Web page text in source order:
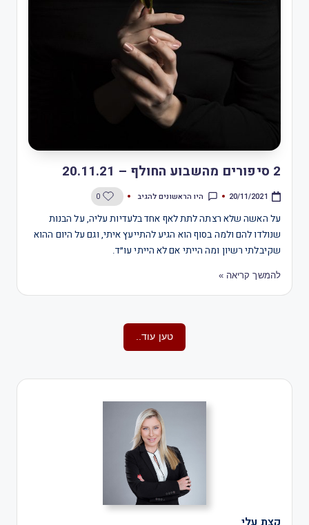
2 סיפורים מהשבוע החולף – 20.11.21
20/11/2021 היו הראשונים להגיב 0
על האשה שלא רצתה לתת לאף אחד בלעדיות עליה, על הבנות
שנולדו להם ולמה בסוף הוא הגיע להתייעץ איתי, וגם על היום ההוא
שקיבלתי רשיון ומה הייתי אם לא הייתי עו״ד.
להמשך קריאה »
טען עוד..